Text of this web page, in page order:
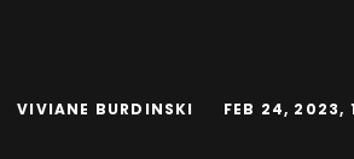
VIVIANE BURDINSKI FEB 24, 2023,